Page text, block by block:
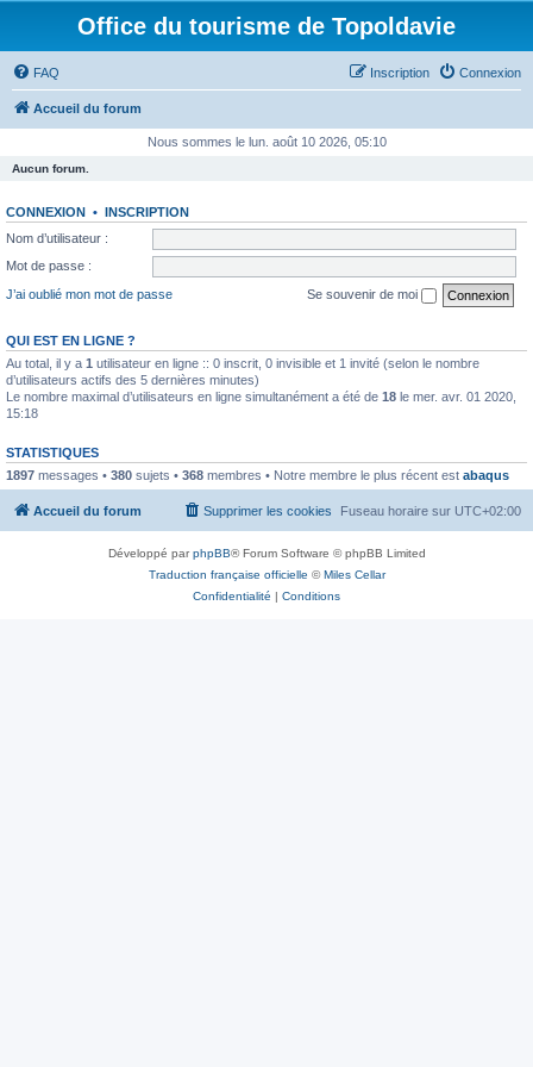
Office du tourisme de Topoldavie
FAQ Connexion
Inscription
Accueil du forum
Nous sommes le lun. août 10 2026, 05:10
Aucun forum.
CONNEXION • INSCRIPTION
Nom d’utilisateur :
Mot de passe :
J’ai oublié mon mot de passe
Se souvenir de moi
QUI EST EN LIGNE ?
Au total, il y a 1 utilisateur en ligne :: 0 inscrit, 0 invisible et 1 invité (selon le nombre
d’utilisateurs actifs des 5 dernières minutes)
Le nombre maximal d’utilisateurs en ligne simultanément a été de 18 le mer. avr. 01 2020,
15:18
STATISTIQUES
1897 messages • 380 sujets • 368 membres • Notre membre le plus récent est abaqus
Accueil du forum Fuseau horaire sur UTC+02:00
Supprimer les cookies
Développé parphpBB® Forum Software © phpBB Limited
Traduction française officielle ©Miles Cellar
Confidentialité | Conditions